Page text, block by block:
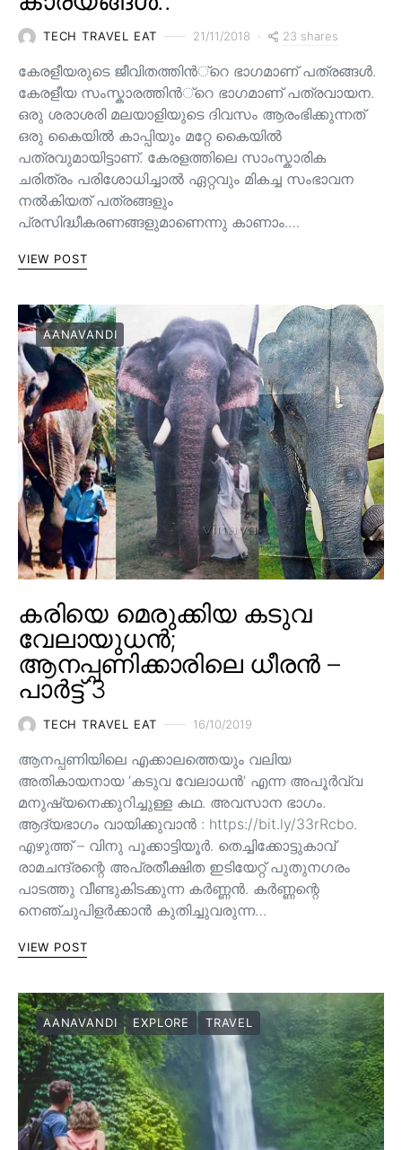
TECH TRAVEL EAT 21/11/2018 23 shares
കേരളീയരുടെ ജീവിതത്തിന്‍്റെ ഭാഗമാണ് പത്രങ്ങള്‍.
കേരളീയ സംസ്കാരത്തിന്‍്റെ ഭാഗമാണ് പത്രവായന.
ഒരു ശരാശരി മലയാളിയുടെ ദിവസം ആരംഭിക്കുന്നത്
ഒരു കൈയില്‍ കാപ്പിയും മറ്റേ കൈയില്‍
പത്രവുമായിട്ടാണ്. കേരളത്തിലെ സാംസ്കാരിക
ചരിത്രം പരിശോധിച്ചാല്‍ ഏറ്റവും മികച്ച സംഭാവന
നല്‍കിയത് പത്രങ്ങളും
പ്രസിദ്ധീകരണങ്ങളുമാണെന്നു കാണാം.…
VIEW POST
AANAVANDI
കരിയെ മെരുക്കിയ കടുവ
വേലായുധൻ;
ആനപ്പണിക്കാരിലെ ധീരൻ –
പാർട്ട് 3
TECH TRAVEL EAT 16/10/2019
ആനപ്പണിയിലെ എക്കാലത്തെയും വലിയ
അതികായനായ ‘കടുവ വേലാധൻ’ എന്ന അപൂർവ്വ
മനുഷ്യനെക്കുറിച്ചുള്ള കഥ. അവസാന ഭാഗം.
ആദ്യഭാഗം വായിക്കുവാൻ : https://bit.ly/33rRcbo.
എഴുത്ത് – വിനു പൂക്കാട്ടിയൂർ. തെച്ചിക്കോട്ടുകാവ്
രാമചന്ദ്രന്റെ അപ്രതീക്ഷിത ഇടിയേറ്റ് പുതുനഗരം
പാടത്തു വീണ്ടുകിടക്കുന്ന കർണ്ണൻ. കർണ്ണന്റെ
നെഞ്ചുപിളർക്കാൻ കുതിച്ചുവരുന്ന…
VIEW POST
AANAVANDI EXPLORE TRAVEL